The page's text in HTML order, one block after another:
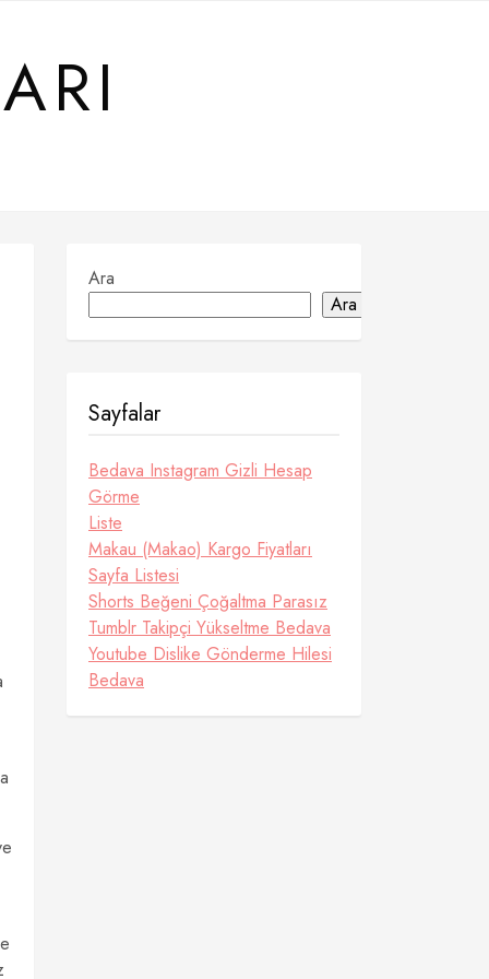
Ara
Ara
Sayfalar
Bedava Instagram Gizli Hesap
Görme
Liste
Makau (Makao) Kargo Fiyatları
Sayfa Listesi
Shorts Beğeni Çoğaltma Parasız
Tumblr Takipçi Yükseltme Bedava
Youtube Dislike Gönderme Hilesi
Bedava